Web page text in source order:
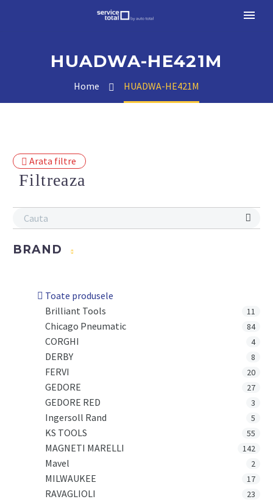
HUADWA-HE421M
Home HUADWA-HE421M
Arata filtre
Filtreaza
BRAND
Toate produsele
Brilliant Tools
11
Chicago Pneumatic 84
CORGHI 4
DERBY 8
FERVI 20
GEDORE 27
GEDORE RED 3
Ingersoll Rand 5
KS TOOLS 55
MAGNETI MARELLI 142
Mavel 2
MILWAUKEE 17
RAVAGLIOLI 23